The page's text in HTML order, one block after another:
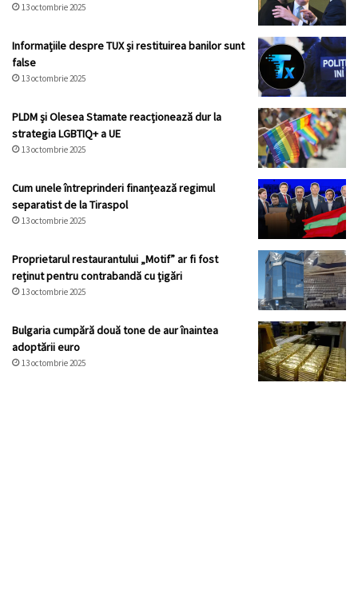
13 octombrie 2025
Informațiile despre TUX și restituirea banilor sunt
false
13 octombrie 2025
PLDM și Olesea Stamate reacționează dur la
strategia LGBTIQ+ a UE
13 octombrie 2025
Cum unele întreprinderi finanțează regimul
separatist de la Tiraspol
13 octombrie 2025
Proprietarul restaurantului „Motif” ar fi fost
reținut pentru contrabandă cu țigări
13 octombrie 2025
Bulgaria cumpără două tone de aur înaintea
adoptării euro
13 octombrie 2025